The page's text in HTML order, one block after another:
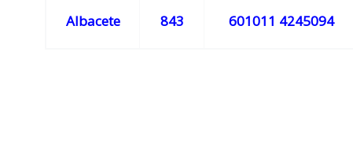
Albacete 843 601011 4245094